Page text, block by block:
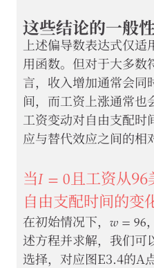
这些结论的一般
上述偏导数表达式仅
用函数。但对于大多数
言，收入增加通常会同
间，而工资上涨通常也
工资变动对自由支配时
应与替代效应之间的相
当𝐼=0且工资从
自由支配时间的变
在初始情况下， 𝑤=96
w=96 ，
述方程并求解，我们可
选择，对应图E3.4的A点